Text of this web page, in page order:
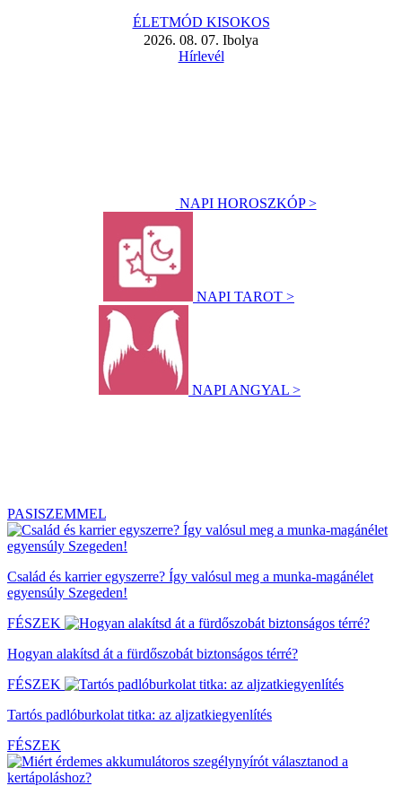
ÉLETMÓD KISOKOS
2026. 08. 07. Ibolya
Hírlevél
NAPI HOROSZKÓP >
NAPI TAROT >
NAPI ANGYAL >
PASISZEMMEL
Család és karrier egyszerre? Így valósul meg a munka-magánélet
egyensúly Szegeden!
FÉSZEK
Hogyan alakítsd át a fürdőszobát biztonságos térré?
FÉSZEK
Tartós padlóburkolat titka: az aljzatkiegyenlítés
FÉSZEK